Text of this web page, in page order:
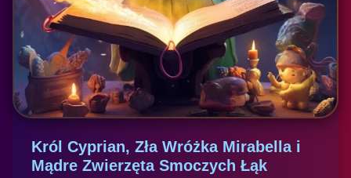
Król Cyprian, Zła Wróżka Mirabella i
Mądre Zwierzęta Smoczych Łąk